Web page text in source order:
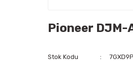
Pioneer DJM-
Stok Kodu